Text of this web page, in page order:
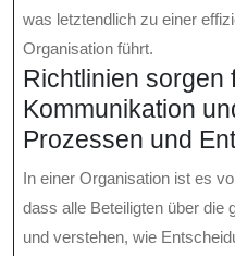
was letztendlich zu einer
Organisation führt.
Richtlinien sorgen
Kommunikation
Prozessen und
In einer Organisation ist es
dass alle Beteiligten über die
und verstehen, wie